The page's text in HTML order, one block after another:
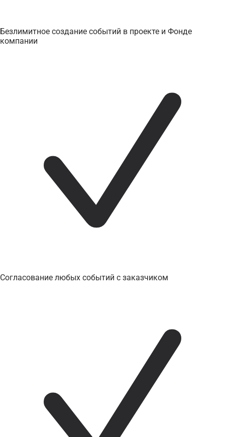
Безлимитное создание событий в проекте и Фонде
компании
Согласование любых событий с заказчиком